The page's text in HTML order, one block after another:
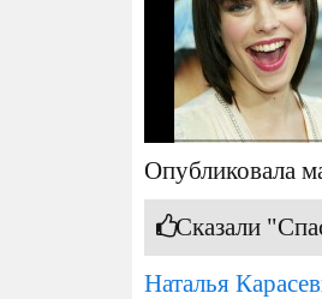
Опубликовала
Сказали
Наталья